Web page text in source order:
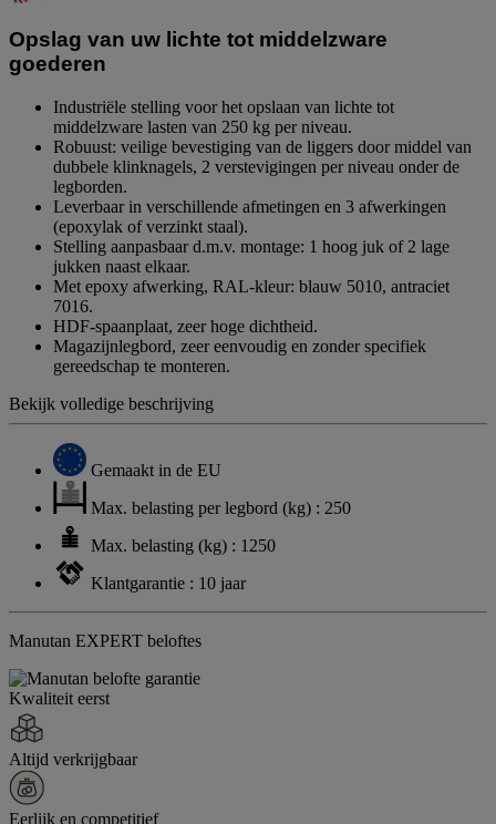
paginalink.
Opslag van uw lichte tot middelzware
goederen
Industriële stelling voor het opslaan van lichte tot
middelzware lasten van 250 kg per niveau.
Robuust: veilige bevestiging van de liggers door middel van
dubbele klinknagels, 2 verstevigingen per niveau onder de
legborden.
Leverbaar in verschillende afmetingen en 3 afwerkingen
(epoxylak of verzinkt staal).
Stelling aanpasbaar d.m.v. montage: 1 hoog juk of 2 lage
jukken naast elkaar.
Met epoxy afwerking, RAL-kleur: blauw 5010, antraciet
7016.
HDF-spaanplaat, zeer hoge dichtheid.
Magazijnlegbord, zeer eenvoudig en zonder specifiek
gereedschap te monteren.
Bekijk volledige beschrijving
Gemaakt in de EU
Max. belasting per legbord (kg) : 250
Max. belasting (kg) : 1250
Klantgarantie : 10 jaar
Manutan EXPERT beloftes
Kwaliteit eerst
Altijd verkrijgbaar
Eerlijk en competitief